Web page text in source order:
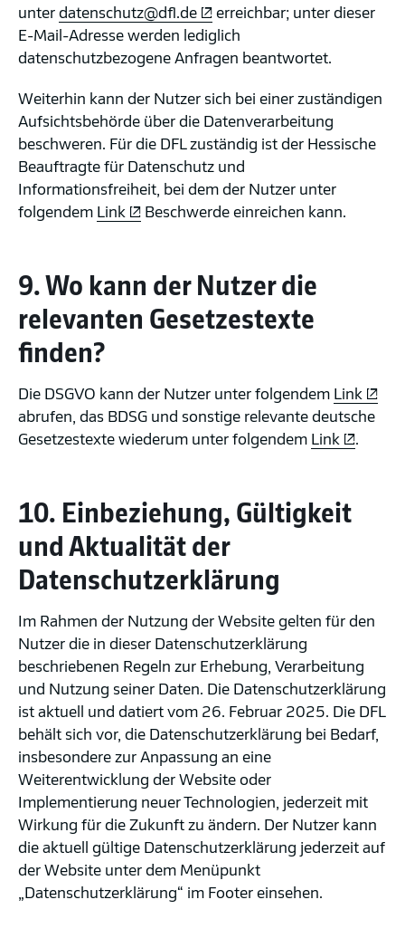
unterdatenschutz@dfl.de
erreichbar; unter dieser
E-Mail-Adresse werden lediglich
datenschutzbezogene Anfragen beantwortet.
Weiterhin kann der Nutzer sich bei einer zuständigen
Aufsichtsbehörde über die Datenverarbeitung
beschweren. Für die DFL zuständig ist der Hessische
Beauftragte für Datenschutz und
Informationsfreiheit, bei dem der Nutzer unter
folgendem Link Beschwerde einreichen kann.
9. Wo kann der Nutzer die
relevanten Gesetzestexte
finden?
Die DSGVO kann der Nutzer unter folgendem Link
abrufen, das BDSG und sonstige relevante deutsche
Gesetzestexte wiederum unter folgendem Link .
10. Einbeziehung, Gültigkeit
und Aktualität der
Datenschutzerklärung
Im Rahmen der Nutzung der Website gelten für den
Nutzer die in dieser Datenschutzerklärung
beschriebenen Regeln zur Erhebung, Verarbeitung
und Nutzung seiner Daten. Die Datenschutzerklärung
ist aktuell und datiert vom 26. Februar 2025. Die DFL
behält sich vor, die Datenschutzerklärung bei Bedarf,
insbesondere zur Anpassung an eine
Weiterentwicklung der Website oder
Implementierung neuer Technologien, jederzeit mit
Wirkung für die Zukunft zu ändern. Der Nutzer kann
die aktuell gültige Datenschutzerklärung jederzeit auf
der Website unter dem Menüpunkt
„Datenschutzerklärung“ im Footer einsehen.
adidas
awsDAZNEA
Sports
FC
Milka ServiceNow
Fußzeilennavigation
Rechtliche Hinweise DatenschutzerklärungImpressumMedienkontakt
Social
Media
Navigation
Twitter
YouTube
LinkedIn
Veröffentlicht am 26.01.2026,
© DFL Deutsche Fußball Liga GmbH 2026